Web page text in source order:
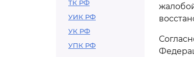
ТК РФ
УИК РФ
УК РФ
УПК РФ